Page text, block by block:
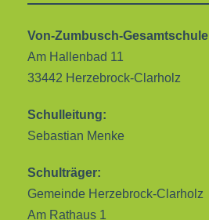
Von-Zumbusch-Gesamtschule
Am Hallenbad 11
33442 Herzebrock-Clarholz
Schulleitung:
Sebastian Menke
Schulträger:
Gemeinde Herzebrock-Clarholz
Am Rathaus 1